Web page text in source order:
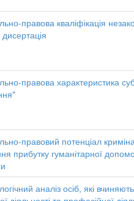
правова кваліфікація
правова характеристика
правовий потенціал
прибутку гуманітарної
аналіз осіб, які